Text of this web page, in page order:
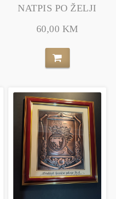
NATPIS PO ŽELJI
60,00 KM